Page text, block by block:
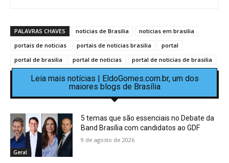
PALAVRAS CHAVES noticias de Brasilia
noticias em brasilia
portais de noticias
portais de noticias brasilia
portal
portal de brasilia
portal de noticias portal de noticias de brasilia
Leia mais notícias | EldoGomes.com.br, um dos
maiores blogs de Brasília
Geral
5 temas que são essenciais no Debate da
Band Brasília com candidatos ao GDF
9 de agosto de 2026